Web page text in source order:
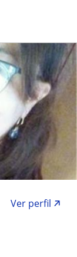
Ver perfil